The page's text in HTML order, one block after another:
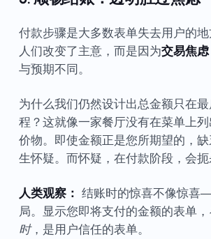
付款步骤是大多数表单失去用户的
人们改变了主意，而是因为交易焦虑
与预期不同。
为什么我们仍然设计出总金额只在
程？这就像一家餐厅没有在菜单上
价物。即使金额正是您所期望的，
生怀疑。而怀疑，在付款阶段，会扼
人类观察： 结账时的惊喜不像惊
局。显示您即将支付的金额的表单，
时，是用户信任的表单。